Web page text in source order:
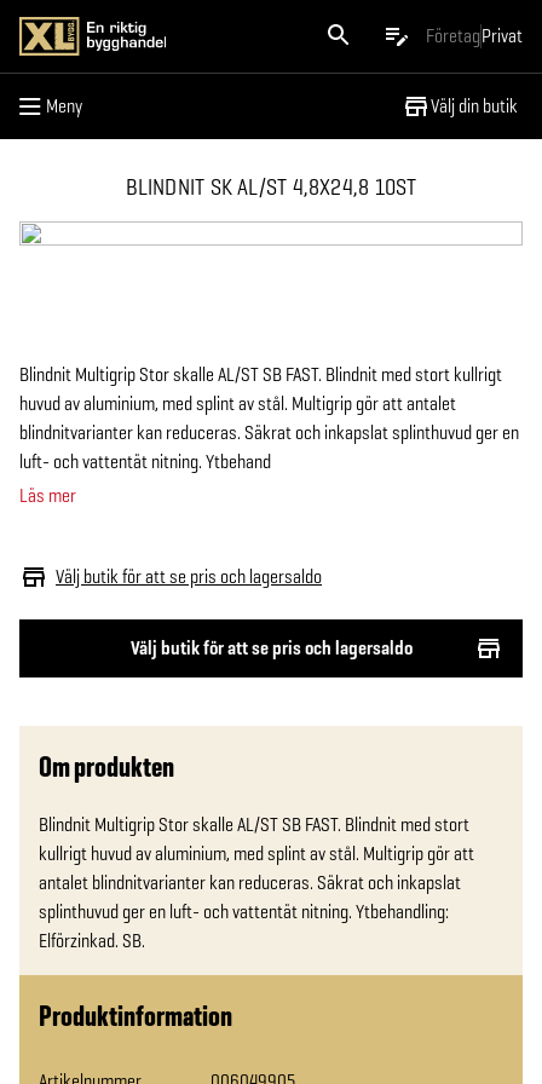
FöretagPrivat
Meny Välj din butik
Meny
BLINDNIT SK AL/ST 4,8X24,8 10ST
Välj butik för att se pris och lagersaldo
Välj butik för att se pris och lagersaldo
Blindnit Multigrip Stor skalle AL/ST SB FAST. Blindnit med stort kullrigt
huvud av aluminium, med splint av stål. Multigrip gör att antalet
blindnitvarianter kan reduceras. Säkrat och inkapslat splinthuvud ger en
luft- och vattentät nitning. Ytbehand
Läs mer
Om produkten
Blindnit Multigrip Stor skalle AL/ST SB FAST. Blindnit med stort
kullrigt huvud av aluminium, med splint av stål. Multigrip gör att
antalet blindnitvarianter kan reduceras. Säkrat och inkapslat
splinthuvud ger en luft- och vattentät nitning. Ytbehandling:
Elförzinkad. SB.
Produktinformation